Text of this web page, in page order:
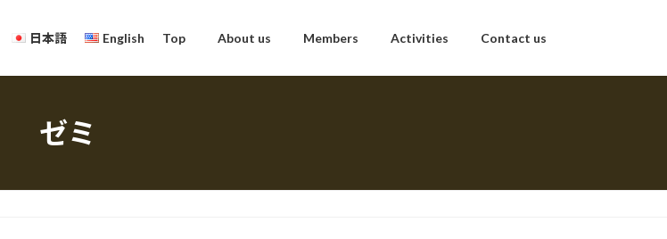
日本語 English Top About us Members Activities Contact us
ゼミ